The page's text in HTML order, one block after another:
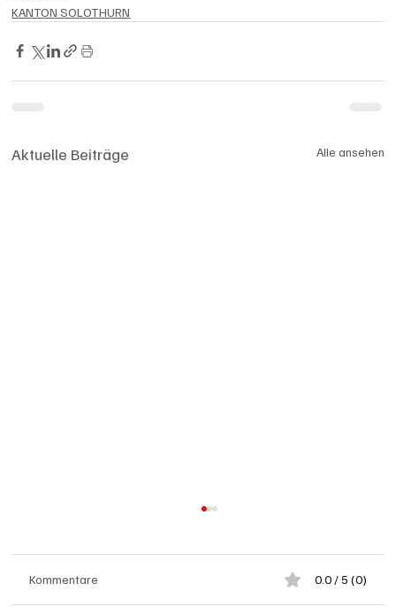
KANTON SOLOTHURN
Aktuelle Beiträge Alle ansehen
Kommentare 0.0 / 5 (0)